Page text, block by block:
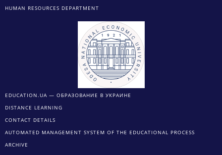
HUMAN RESOURCES DEPARTMENT
EDUCATION.UA — ОБРАЗОВАНИЕ В УКРАИНЕ
DISTANCE LEARNING
CONTACT DETAILS
AUTOMATED MANAGEMENT SYSTEM OF THE EDUCATIONAL PROCESS
ARCHIVE